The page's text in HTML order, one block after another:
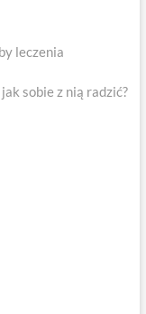
leczenia
sobie z nią radzić?